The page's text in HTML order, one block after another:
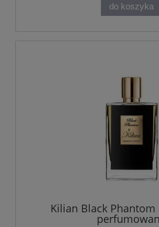
do koszyka
Kilian Black